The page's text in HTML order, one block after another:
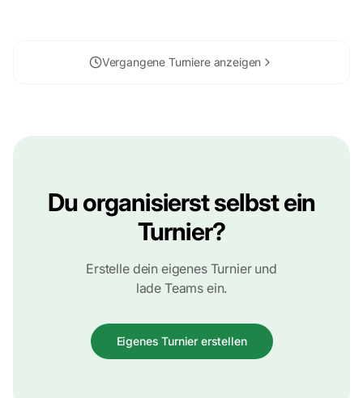
Vergangene Turniere anzeigen
Du organisierst selbst ein
Turnier?
Erstelle dein eigenes Turnier und
lade Teams ein.
Eigenes Turnier erstellen